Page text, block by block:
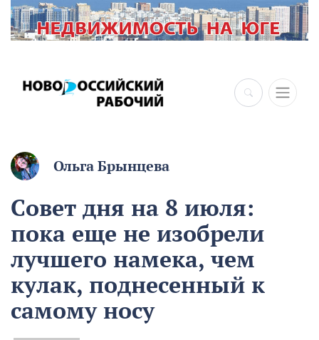
×
Ольга Брынцева
Совет дня на 8 июля:
пока еще не изобрели
лучшего намека, чем
кулак, поднесенный к
самому носу